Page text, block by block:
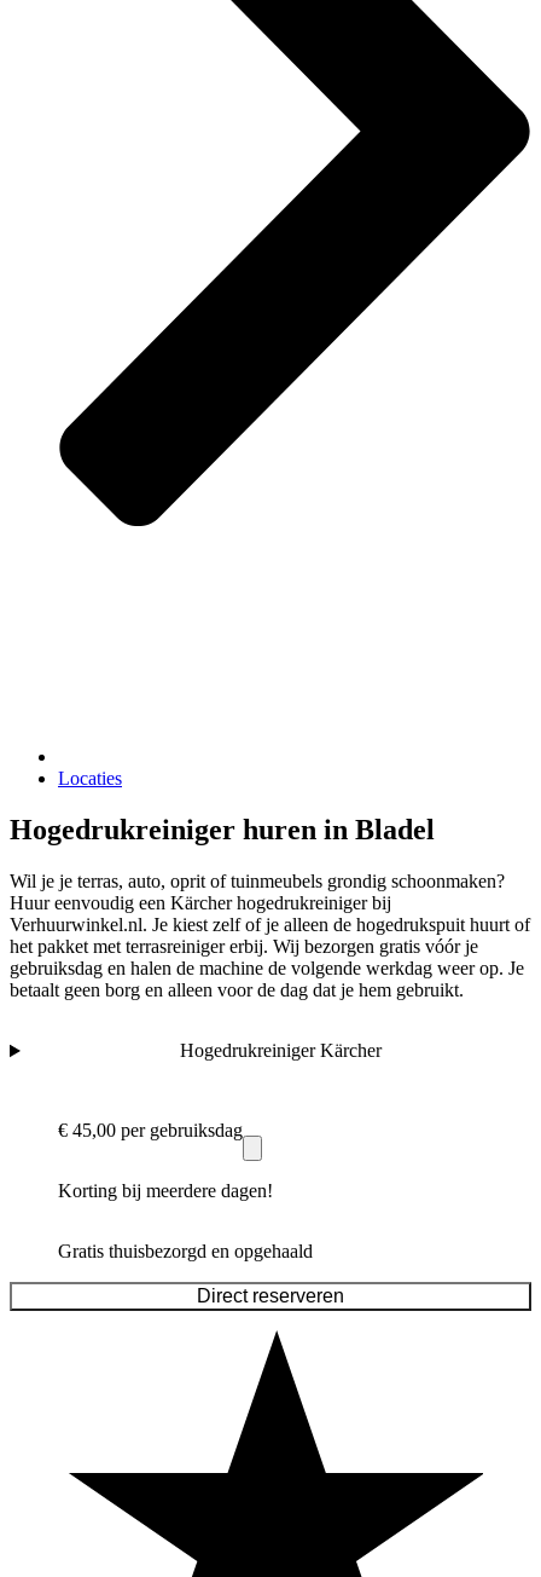
Locaties
Hogedrukreiniger huren in Bladel
Wil je je terras, auto, oprit of tuinmeubels grondig schoonmaken?
Huur eenvoudig een Kärcher hogedrukreiniger bij
Verhuurwinkel.nl. Je kiest zelf of je alleen de hogedrukspuit huurt of
het pakket met terrasreiniger erbij. Wij bezorgen gratis vóór je
gebruiksdag en halen de machine de volgende werkdag weer op. Je
betaalt geen borg en alleen voor de dag dat je hem gebruikt.
Hogedrukreiniger Kärcher
€ 45,00 per gebruiksdag
Korting bij meerdere dagen!
Gratis thuisbezorgd en opgehaald
Direct reserveren